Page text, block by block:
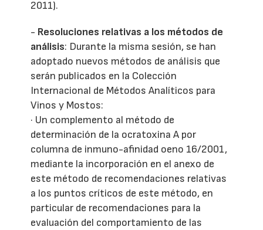
2011).
- Resoluciones relativas a los métodos de
análisis: Durante la misma sesión, se han
adoptado nuevos métodos de análisis que
serán publicados en la Colección
Internacional de Métodos Analíticos para
Vinos y Mostos:
· Un complemento al método de
determinación de la ocratoxina A por
columna de inmuno-afinidad oeno 16/2001,
mediante la incorporación en el anexo de
este método de recomendaciones relativas
a los puntos críticos de este método, en
particular de recomendaciones para la
evaluación del comportamiento de las